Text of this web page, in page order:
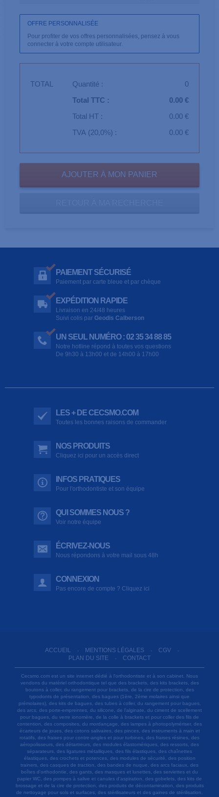
OFFRE PERSONNALISÉE
Pour profiter de vos offres personnalisées, pensez à vous
connecter à votre compte utilisateur.
TOTAL Quantité :
0
Total TTC :
0.00 €
Total HT :
0.00 €
TVA (20,0%) :
0.00 €
PAIEMENT SÉCURISÉ
Paiement par carte bleue et par chèque
EXPÉDITION RAPIDE
Livraison en 24/48 heures
Suivi colis par Geodis Calberson
UN SEUL NUMÉRO : 02 35 34 88 85
Notre hotline répond à toutes vos questions
De 9h30 à 13h00 et de 14h00 à 17h00
LES + DE CECSMO.COM
Toutes les bonnes raisons de commander
NOS PRODUITS
Cliquez ici pour un accès direct
INFOS PRATIQUES
Pour l'orthodontiste et son équipe
QUI SOMMES NOUS ?
Voir notre équipe
ÉCRIVEZ-NOUS
Nous répondons à votre mail sous 48h
CONNEXION
Pas encore de compte ? Cliquez ici
ACCUEIL - MENTIONS LÉGALES - CGV -
PLAN DU SITE - CONTACT
Cecsmo.com est un site internet dédié à l'orthodontiste et à son cabinet. Nous
vendons du matériel orthodontique tel que des brackets, des kits brackets, des
boutons à coller, du rangement pour brackets, de la cire de protection, des
typodonts de présentation, des bagues (1ère, 2ème molaires ainsi que
prémolaires), des kits de bagues, des tubes à coller, du rangement pour bagues,
des arcs, des porte-empreintes, du silicone, de l'alginate, du ciment de scellement
pour bagues, du verre ionomère, de la colle à brackets et pour coller des fils de
contention, des composites, du mordançage, des lampes à photopolymériser, des
écarteurs de joues, des cotons salivaires, des pinces, des instruments à main et
rotatifs, des fraises pour contre-angles et pour turbines, des fraises résines, des
aéropolisseurs, des détartreurs, des modules élastomériques, des ressorts, des
séparateurs, des ligatures métalliques, des fils élastiques, des chaînettes
élastiques, des crochets et potences, des modules de sécurité, des position
trainers, des casques de traction, des bandes de nuque, des arcs faciaux, des
boîtes d'orthodontie, des gants, des masques et lunettes, des serviettes et du
papier WC, des pompes à salive et canules d'aspiration, des gobelets, des kits de
brossage et de la cire de protection, des produits de décontamination, des produits
de nettoyage pour sols et surfaces, des stérilisateurs et des gaines de stérilisation,